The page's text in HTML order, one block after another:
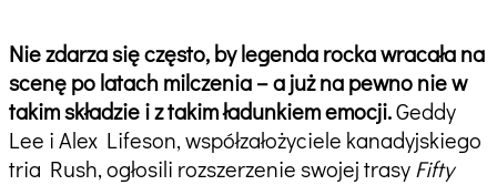
Nie zdarza się często, by legenda rocka wracała na
scenę po latach milczenia – a już na pewno nie w
takim składzie i z takim ładunkiem emocji.Geddy
Lee i Alex Lifeson, współzałożyciele kanadyjskiego
tria Rush, ogłosili rozszerzenie swojej trasy Fifty